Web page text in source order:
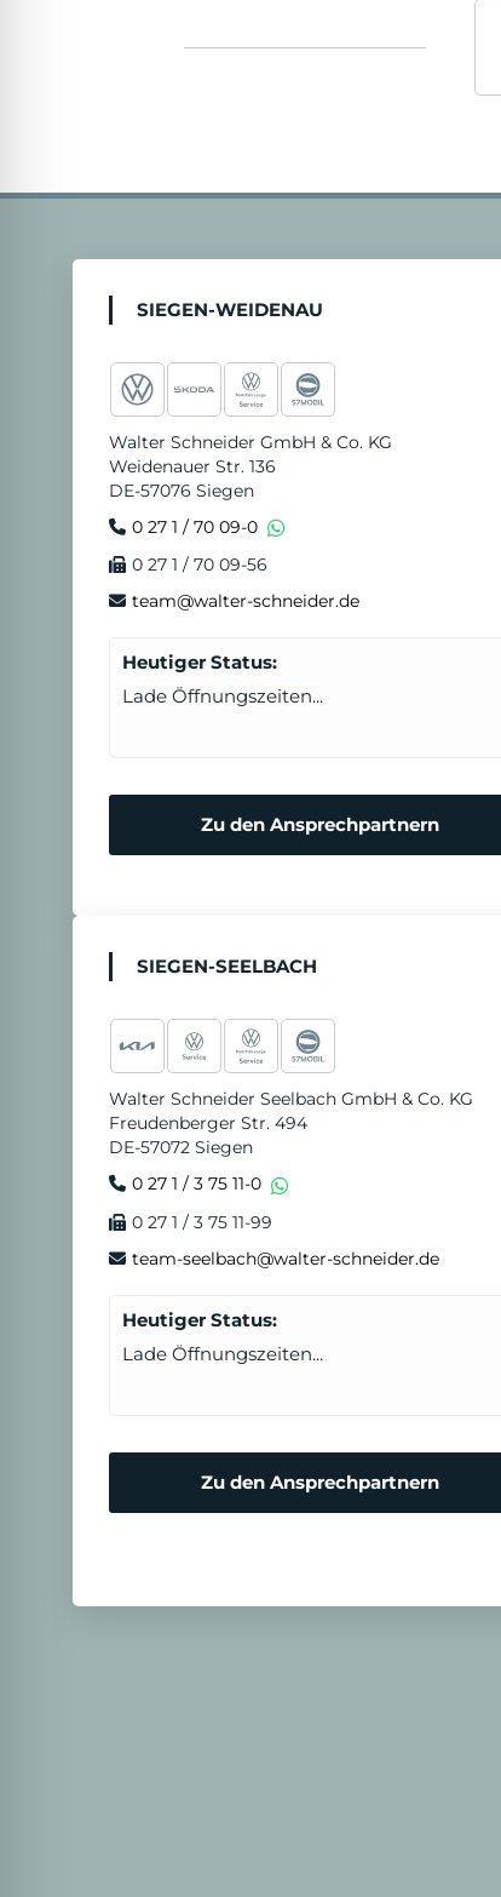
SIEGEN-WEIDENAU
Walter Schneider GmbH & Co. KG
Weidenauer Str. 136
DE-57076 Siegen
0 27 1 / 70 09-0
0 27 1 / 70 09-56
team@walter-schneider.de
Heutiger Status:
Lade Öffnungszeiten...
Zu den Ansprechpartnern
SIEGEN-SEELBACH
Walter Schneider Seelbach GmbH & Co. KG
Freudenberger Str. 494
DE-57072 Siegen
0 27 1 / 3 75 11-0
0 27 1 / 3 75 11-99
team-seelbach@walter-schneider.de
Heutiger Status:
Lade Öffnungszeiten...
Zu den Ansprechpartnern